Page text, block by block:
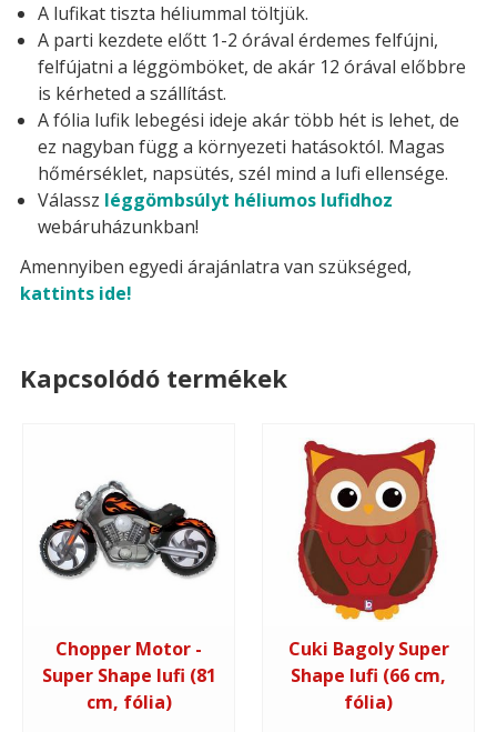
A lufikat tiszta héliummal töltjük.
A parti kezdete előtt 1-2 órával érdemes felfújni,
felfújatni a léggömböket, de akár 12 órával előbbre
is kérheted a szállítást.
A fólia lufik lebegési ideje akár több hét is lehet, de
ez nagyban függ a környezeti hatásoktól. Magas
hőmérséklet, napsütés, szél mind a lufi ellensége.
Válassz léggömbsúlyt héliumos lufidhoz
webáruházunkban!
Amennyiben egyedi árajánlatra van szükséged,
kattints ide!
Kapcsolódó termékek
Chopper Motor -
Super Shape lufi (81
cm, fólia)
Cuki Bagoly Super
Shape lufi (66 cm,
fólia)